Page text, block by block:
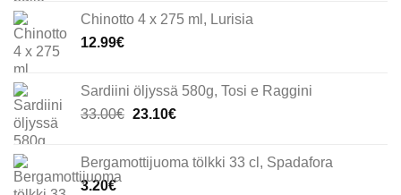
Chinotto 4 x 275 ml, Lurisia
12.99€
Sardiini öljyssä 580g, Tosi e Raggini
33.00€ Alkuperäinen
33.00€.
23.10€Nykyinen
23.10€.
Bergamottijuoma tölkki 33 cl, Spadafora
3.20€